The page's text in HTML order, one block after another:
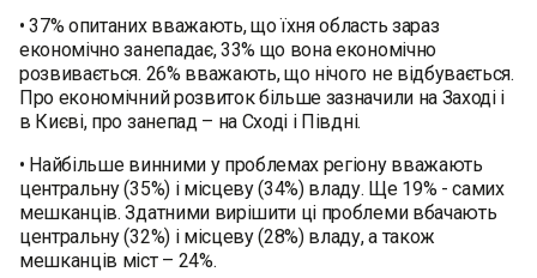
• 37% опитаних вважають, що їхня область зараз
економічно занепадає, 33% що вона економічно
розвивається. 26% вважають, що нічого не відбувається.
Про економічний розвиток більше зазначили на Заході і
в Києві, про занепад – на Сході і Півдні.
• Найбільше винними у проблемах регіону вважають
центральну (35%) і місцеву (34%) владу. Ще 19% - самих
мешканців. Здатними вирішити ці проблеми вбачають
центральну (32%) і місцеву (28%) владу, а також
мешканців міст – 24%.